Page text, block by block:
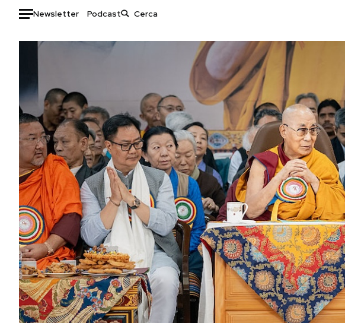
Newsletter Podcast
Auto
Italia
Mondo
Politica
Tecnologia
Internet
Scienza
Cultura
Economia
Sport
Moda
Libri
Consumismi
Storie/Idee
Ok Boomer!
Media
Europa
Altrecose
Mondiali calcio 2026
PODCAST